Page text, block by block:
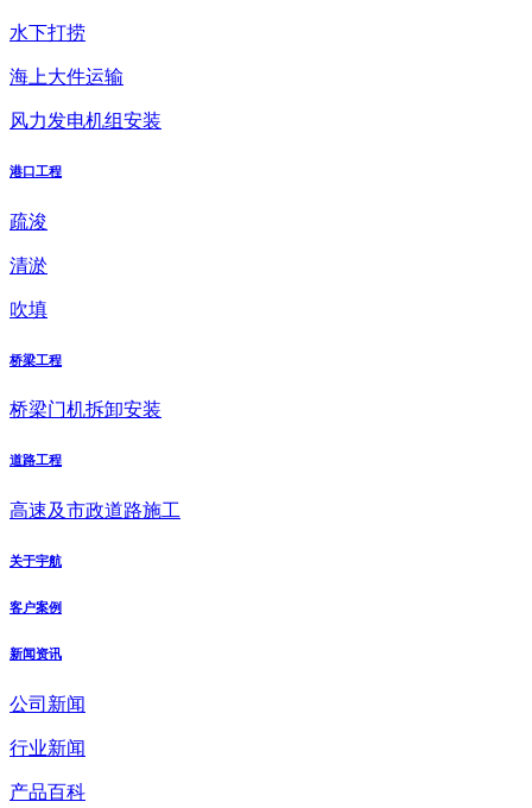
水下打捞
海上大件运输
风力发电机组安装
港口工程
疏浚
清淤
吹填
桥梁工程
桥梁门机拆卸安装
道路工程
高速及市政道路施工
关于宇航
客户案例
新闻资讯
公司新闻
行业新闻
产品百科